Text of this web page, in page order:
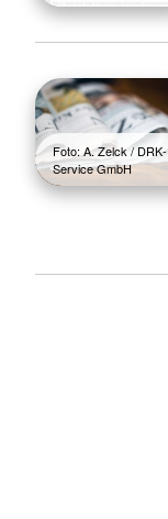
Foto: A. Zelck / DRK-
Service GmbH